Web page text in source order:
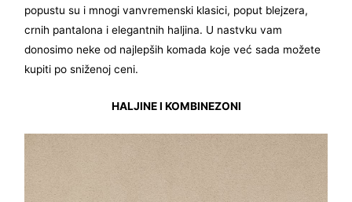
popustu su i mnogi vanvremenski klasici, poput blejzera,
crnih pantalona i elegantnih haljina. U nastvku vam
donosimo neke od najlepših komada koje već sada možete
kupiti po sniženoj ceni.
HALJINE I KOMBINEZONI